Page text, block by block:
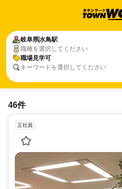
岐阜県水鳥駅
職種を選択してください
職場見学可
キーワードを選択してください
46件
正社員